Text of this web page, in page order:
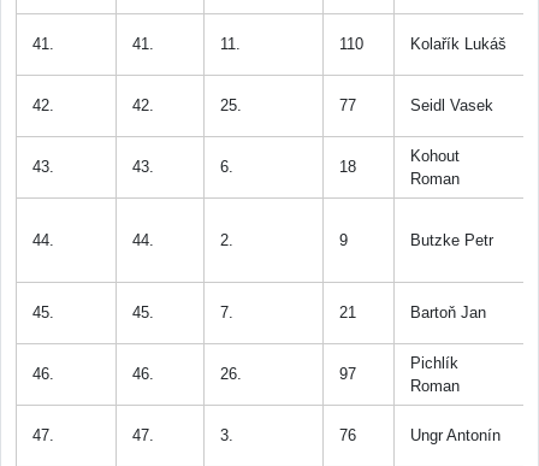
41. 41. 11. 110 Kolařík Lukáš
42. 42. 25. 77 Seidl Vasek
43. 43. 6. 18
Kohout
Roman
44. 44. 2. 9 Butzke Petr
45. 45. 7. 21 Bartoň Jan
46. 46. 26. 97
Pichlík
Roman
47. 47. 3. 76 Ungr Antonín